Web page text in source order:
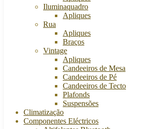
Iluminaquadro
Apliques
Rua
Apliques
Braços
Vintage
Apliques
Candeeiros de Mesa
Candeeiros de Pé
Candeeiros de Tecto
Plafonds
Suspensões
Climatização
Componentes Eléctricos